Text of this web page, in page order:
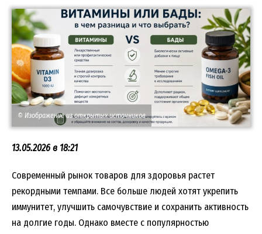
© Изображение из открытых источников
13.05.2026 в 18:21
Современный рынок товаров для здоровья растет
рекордными темпами. Все больше людей хотят укрепить
иммунитет, улучшить самочувствие и сохранить активность
на долгие годы. Однако вместе с популярностью